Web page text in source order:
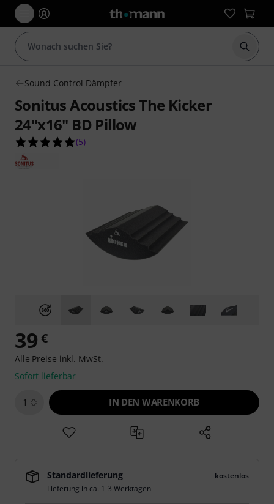
Suche
Sound Control Dämpfer
Sonitus Acoustics The Kicker
24"x16" BD Pillow
5.0 von 5 Sternen aus 5 Kundenbewertungen
(5)
39 €
Alle Preise inkl. MwSt.
Sofort lieferbar
1 IN DEN WARENKORB
Standardlieferung
kostenlos
Lieferung in ca. 1-3 Werktagen